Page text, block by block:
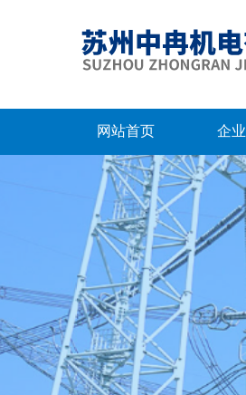
网站首页 企